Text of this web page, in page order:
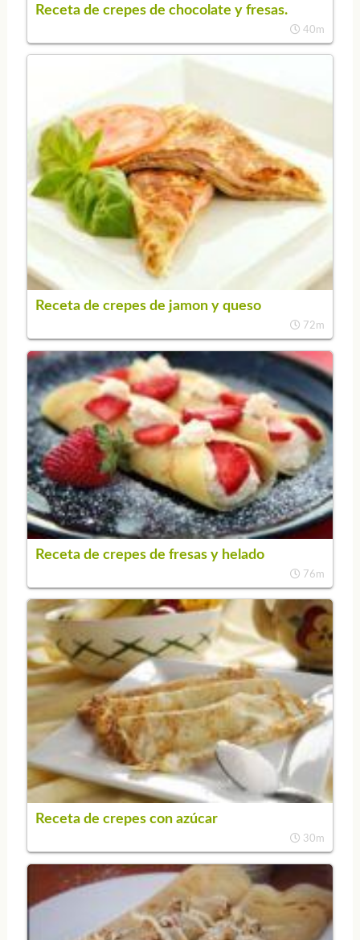
Receta de crepes de chocolate y fresas.
40m
Receta de crepes de jamon y queso
72m
Receta de crepes de fresas y helado
76m
Receta de crepes con azúcar
30m